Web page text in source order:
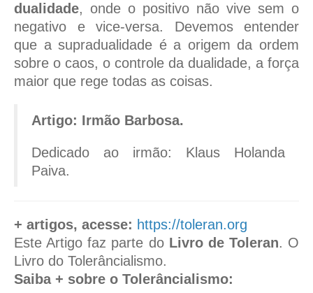
dualidade, onde o positivo não vive sem o
negativo e vice-versa. Devemos entender
que a supradualidade é a origem da ordem
sobre o caos, o controle da dualidade, a força
maior que rege todas as coisas.
Artigo: Irmão Barbosa.
Dedicado ao irmão: Klaus Holanda
Paiva.
+ artigos, acesse: https://toleran.org
Este Artigo faz parte do Livro de Toleran. O
Livro do Tolerâncialismo.
Saiba + sobre o Tolerâncialismo: